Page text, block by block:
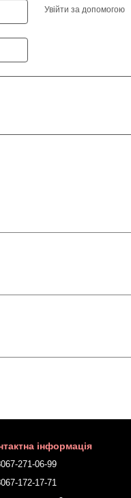
Увійти за допомогою
інформація
271-06-99
172-17-71